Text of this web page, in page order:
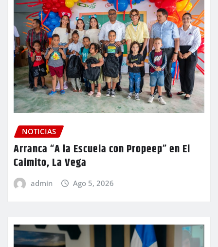
NOTICIAS
Arranca “A la Escuela con Propeep” en El
Caimito, La Vega
admin Ago 5, 2026